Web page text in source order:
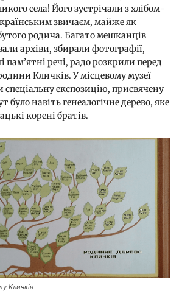
села! Його зустрічали з хлібом-
звичаєм, майже як
родича. Багато мешканців
архіви, збирали фотографії,
пам’ятні речі, радо розкрили перед
Кличків. У місцевому музеї
експозицію, присвячену
було навіть генеалогічне дерево, яке
корені братів.
Кличків